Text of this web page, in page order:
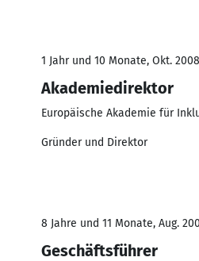
1 Jahr und 10 Monate, Okt.
Akademiedirektor
Europäische Akademie für
Gründer und Direktor
8 Jahre und 11 Monate, Aug.
Geschäftsführer